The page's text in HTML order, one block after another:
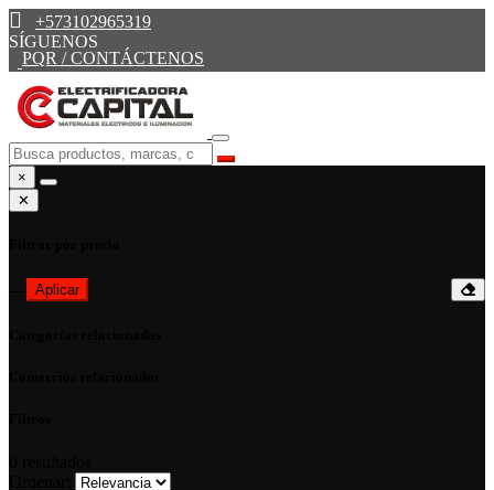
+573102965319
SÍGUENOS
PQR / CONTÁCTENOS
×
✕
Aplicar